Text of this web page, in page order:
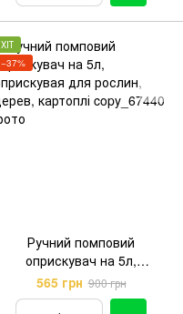
ХІТ
−37%
Ручний помповий
оприскувач на 5л,
оприскувая для рослин,
дерев, картоплі
565 грн 900 грн